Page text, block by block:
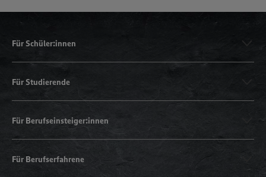
Für Schüler:innen
Für Studierende
Für Berufseinsteiger:innen
Für Berufserfahrene